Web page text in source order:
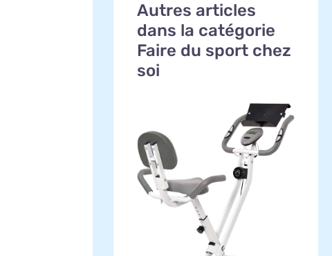
Autres articles
dans la catégorie
Faire du sport chez
soi